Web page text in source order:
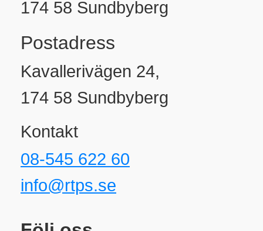
174 58 Sundbyberg
Postadress
Kavallerivägen 24,
174 58 Sundbyberg
Kontakt
08-545 622 60
info@rtps.se